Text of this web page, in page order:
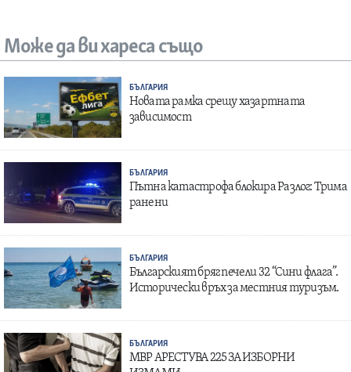
Може да ви хареса също
БЪЛГАРИЯ
Новата рамка срещу хазартната
зависимост
БЪЛГАРИЯ
Пътна катастрофа блокира Разлог: Трима
ранени
БЪЛГАРИЯ
Българският бряг печели 32 “Сини флага”.
Исторически връх за местния туризъм.
БЪЛГАРИЯ
МВР АРЕСТУВА 225 ЗА ИЗБОРНИ